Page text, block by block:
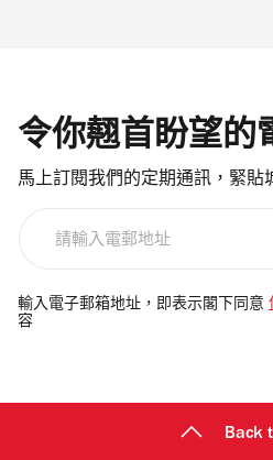
令你翹首盼望的
馬上訂閱我們的定期通訊，緊貼
電
郵
輸入電子郵箱地址，即表示閣下同意
容
Back